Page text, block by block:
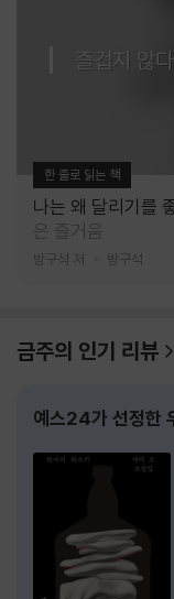
즐겁지 않
한 줄로 읽는 책
나는 왜 달리기를
은 즐거움
방구석 저 방구석
금주의 인기 리뷰
예스24가 선정한